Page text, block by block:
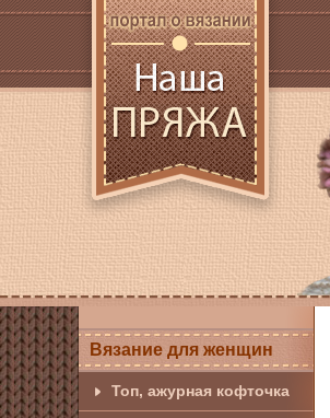
Вязание для женщин
Топ, ажурная кофточка